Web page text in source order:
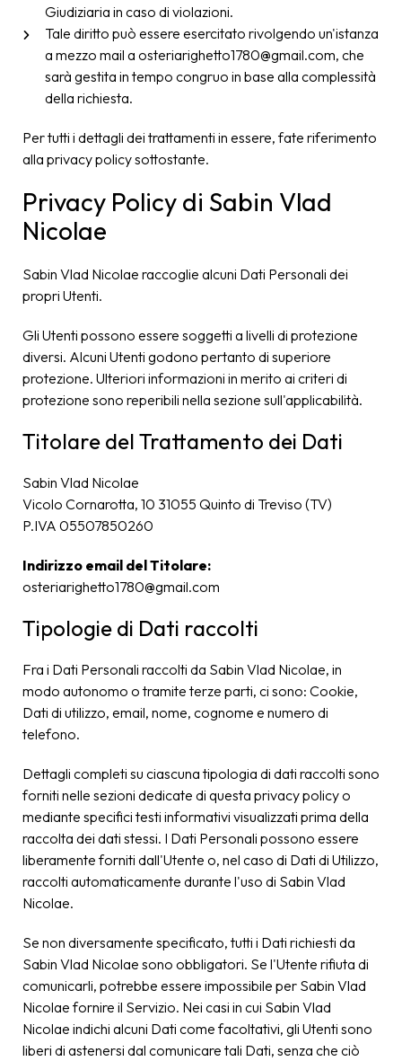
Giudiziaria in caso di violazioni.
Tale diritto può essere esercitato rivolgendo un'istanza
a mezzo mail a osteriarighetto1780@gmail.com, che
sarà gestita in tempo congruo in base alla complessità
della richiesta.
Per tutti i dettagli dei trattamenti in essere, fate riferimento
alla privacy policy sottostante.
Privacy Policy di Sabin Vlad
Nicolae
Sabin Vlad Nicolae raccoglie alcuni Dati Personali dei
propri Utenti.
Gli Utenti possono essere soggetti a livelli di protezione
diversi. Alcuni Utenti godono pertanto di superiore
protezione. Ulteriori informazioni in merito ai criteri di
protezione sono reperibili nella sezione sull'applicabilità.
Titolare del Trattamento dei Dati
Sabin Vlad Nicolae
Vicolo Cornarotta, 10 31055 Quinto di Treviso (TV)
P.IVA 05507850260
Indirizzo email del Titolare:
osteriarighetto1780@gmail.com
Tipologie di Dati raccolti
Fra i Dati Personali raccolti da Sabin Vlad Nicolae, in
modo autonomo o tramite terze parti, ci sono: Cookie,
Dati di utilizzo, email, nome, cognome e numero di
telefono.
Dettagli completi su ciascuna tipologia di dati raccolti sono
forniti nelle sezioni dedicate di questa privacy policy o
mediante specifici testi informativi visualizzati prima della
raccolta dei dati stessi. I Dati Personali possono essere
liberamente forniti dall'Utente o, nel caso di Dati di Utilizzo,
raccolti automaticamente durante l'uso di Sabin Vlad
Nicolae.
Se non diversamente specificato, tutti i Dati richiesti da
Sabin Vlad Nicolae sono obbligatori. Se l'Utente rifiuta di
comunicarli, potrebbe essere impossibile per Sabin Vlad
Nicolae fornire il Servizio. Nei casi in cui Sabin Vlad
Nicolae indichi alcuni Dati come facoltativi, gli Utenti sono
liberi di astenersi dal comunicare tali Dati, senza che ciò